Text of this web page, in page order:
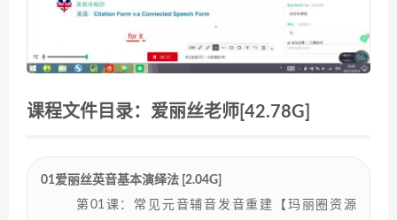
课程文件目录：爱丽丝老师[42.78G]
01爱丽丝英音基本演绎法 [2.04G]
第01课：常见元音辅音发音重建【玛丽圈资源